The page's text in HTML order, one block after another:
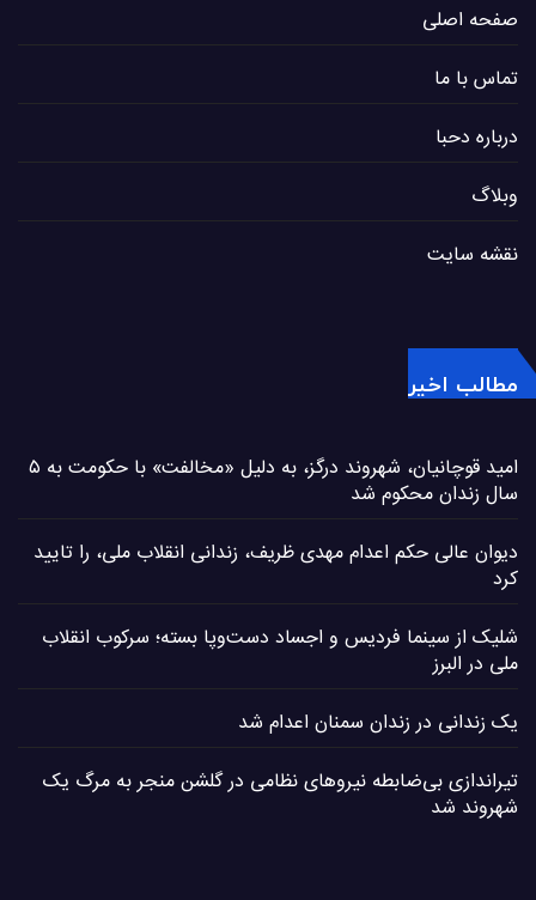
صفحه اصلی
تماس با ما
درباره دحبا
وبلاگ
نقشه سایت
مطالب اخیر
امید قوچانیان، شهروند درگز، به دلیل «مخالفت» با حکومت به ۵
سال زندان محکوم شد
دیوان عالی حکم اعدام مهدی ظریف، زندانی انقلاب ملی، را تایید
کرد
شلیک از سینما فردیس و اجساد دست‌وپا بسته؛ سرکوب انقلاب
ملی در البرز
یک زندانی در زندان سمنان اعدام شد
تیراندازی بی‌ضابطه نیروهای نظامی در گلشن منجر به مرگ یک
شهروند شد